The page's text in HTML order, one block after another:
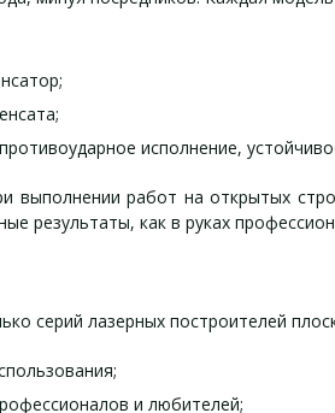
исполнение,
выполнении работ на открытых
результаты, как в руках
серий лазерных построителей
и любителей;